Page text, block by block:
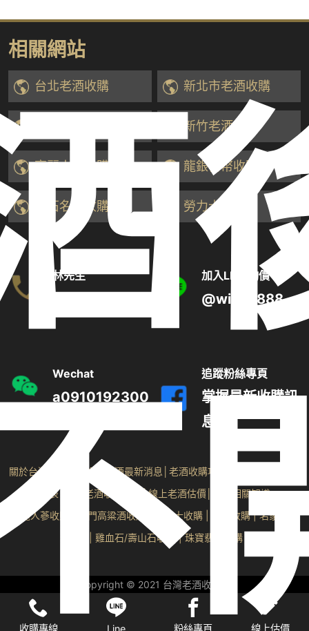
相關網站
台北老酒收購 新北市老酒收購
新竹老酒收購
高麗人蔘收購 龍銀古幣收購
鑽石名錶收購 勞力士收購
林先生 加入LINE詢價
@wine8888
Wechat
a0910192300
追蹤粉絲專頁
掌握最新收購訊
息
關於台灣老酒收購網 老酒最新消息 老酒收購項目
格表│ 收購老酒收購流程 │線上老酒估價│
老酒相關知識
高麗人蔘收購
金門高粱酒收購 勞力士收購 沉香收購|名家字畫
| 雞血石/壽山石收購 |珠寶翡翠收購
Copyright © 2021 台灣老酒收購網
收購專線 Line 粉絲專頁 線上估價